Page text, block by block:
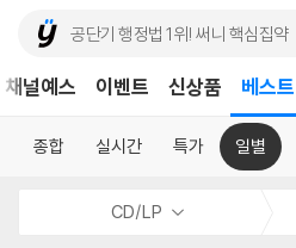
채널예스 이벤트 신상품 베스트
종합 실시간 특가 일별
CD/LP